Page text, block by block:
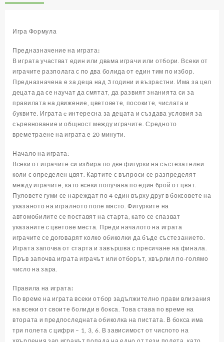
забавна
Игра Формула
Предназначение на играта:
В играта участват един или двама играчи или отбори. Всеки от
играчите разполага с по два болида от един тим по избор.
Предназначена е за деца над 3 години и възрастни. Има за цел
децата да се научат да смятат, да развият знанията си за
правилата на движение, цветовете, посоките, числата и
буквите. Играта e интересна за децата и създава условия за
съревнование и общност между играчите. Средното
времетраене на играта е 20 минути.
Начало на играта :
Всеки от играчите си избира по две фигурки на състезателни
коли с определен цвят. Картите с въпроси се разпределят
между играчите, като всеки получава по един брой от цвят.
Пуловете гуми се нареждат по 4 един върху друг в боксовете на
указаното на игралното поле място. Фигурките на
автомобилите се поставят на старта, като се спазват
указаните с цветове места. Преди началото на играта
играчите се договарят колко обиколки да бъде състезанието.
Играта започва от старта и завършва с пресичане на финала.
Пръв започва играта играчът или отборът, хвърлил по-голямо
число на зара.
Правила на играта:
По време на играта всеки отбор задължително прави влизания
на всеки от своите болиди в бокса. Това става по време на
втората и предпоследната обиколка на пистата. В бокса има
три полета с цифри – 1, 3, 6. В зависимост от числото на